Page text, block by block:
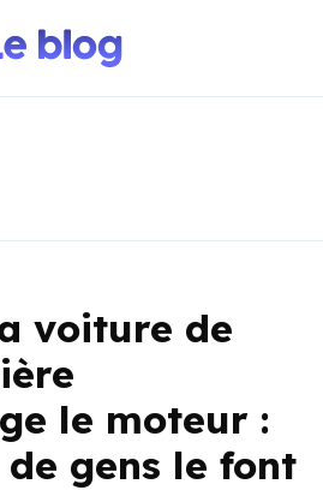
voiture de
le moteur :
gens le font